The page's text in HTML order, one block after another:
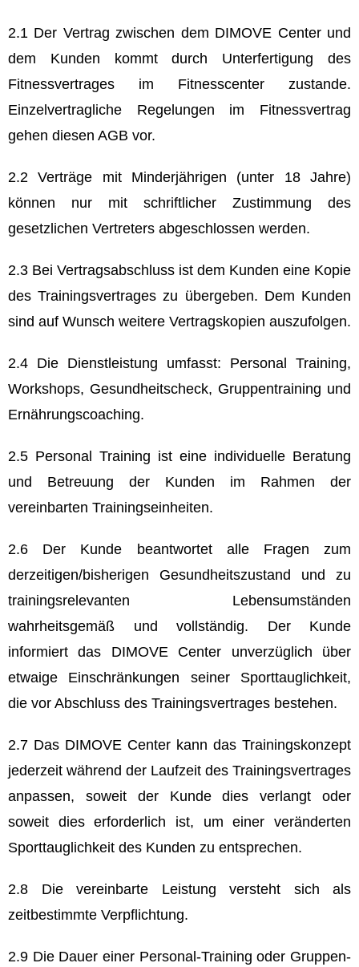
2.1 Der Vertrag zwischen dem DIMOVE Center und
dem Kunden kommt durch Unterfertigung des
Fitnessvertrages im Fitnesscenter zustande.
Einzelvertragliche Regelungen im Fitnessvertrag
gehen diesen AGB vor.
2.2 Verträge mit Minderjährigen (unter 18 Jahre)
können nur mit schriftlicher Zustimmung des
gesetzlichen Vertreters abgeschlossen werden.
2.3 Bei Vertragsabschluss ist dem Kunden eine Kopie
des Trainingsvertrages zu übergeben. Dem Kunden
sind auf Wunsch weitere Vertragskopien auszufolgen.
2.4 Die Dienstleistung umfasst: Personal Training,
Workshops, Gesundheitscheck, Gruppentraining und
Ernährungscoaching.
2.5 Personal Training ist eine individuelle Beratung
und Betreuung der Kunden im Rahmen der
vereinbarten Trainingseinheiten.
2.6 Der Kunde beantwortet alle Fragen zum
derzeitigen/bisherigen Gesundheitszustand und zu
trainingsrelevanten Lebensumständen
wahrheitsgemäß und vollständig. Der Kunde
informiert das DIMOVE Center unverzüglich über
etwaige Einschränkungen seiner Sporttauglichkeit,
die vor Abschluss des Trainingsvertrages bestehen.
2.7 Das DIMOVE Center kann das Trainingskonzept
jederzeit während der Laufzeit des Trainingsvertrages
anpassen, soweit der Kunde dies verlangt oder
soweit dies erforderlich ist, um einer veränderten
Sporttauglichkeit des Kunden zu entsprechen.
2.8 Die vereinbarte Leistung versteht sich als
zeitbestimmte Verpflichtung.
2.9 Die Dauer einer Personal-Training oder Gruppen-